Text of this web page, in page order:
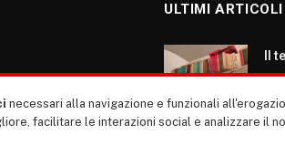
giornale
ULTIMI ARTICOLI
Il
necessari alla navigazione e funzionali
facilitare le interazioni social e analizzare il